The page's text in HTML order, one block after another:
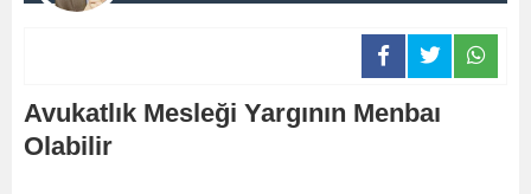
Avukatlık Mesleği Yargının Menbaı
Olabilir